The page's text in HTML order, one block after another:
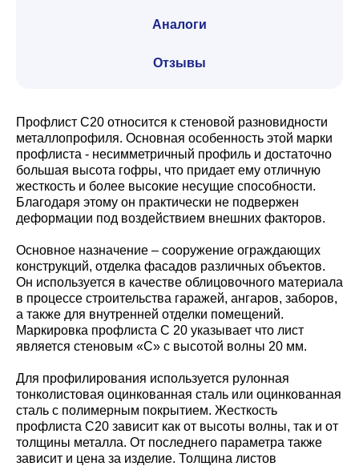
Аналоги
Отзывы
Профлист С20 относится к стеновой разновидности
металлопрофиля. Основная особенность этой марки
профлиста - несимметричный профиль и достаточно
большая высота гофры, что придает ему отличную
жесткость и более высокие несущие способности.
Благодаря этому он практически не подвержен
деформации под воздействием внешних факторов.
Основное назначение – сооружение ограждающих
конструкций, отделка фасадов различных объектов.
Он используется в качестве облицовочного материала
в процессе строительства гаражей, ангаров, заборов,
а также для внутренней отделки помещений.
Маркировка профлиста С 20 указывает что лист
является стеновым «С» с высотой волны 20 мм.
Для профилирования используется рулонная
тонколистовая оцинкованная сталь или оцинкованная
сталь с полимерным покрытием. Жесткость
профлиста С20 зависит как от высоты волны, так и от
толщины металла. От последнего параметра также
зависит и цена за изделие. Толщина листов